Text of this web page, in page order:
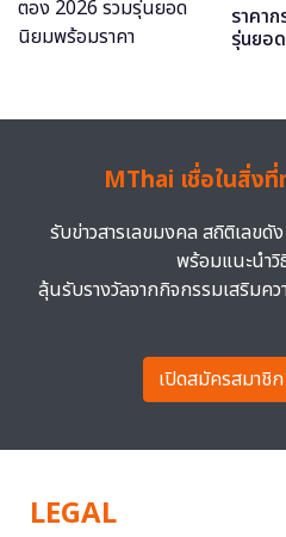
ราคา
รุ่นยอ
MThai เชื่อในสิ่งที่
รับข่าวสารเลขมงคล สถิติเลขดั
พร้อมแนะนำวิ
ลุ้นรับรางวัลจากกิจกรรมเสริมค
เปิดสมัครสมาชิ
LEGAL